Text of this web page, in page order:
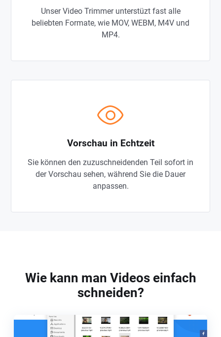
Unser Video Trimmer unterstüzt fast alle
beliebten Formate, wie MOV, WEBM, M4V und
MP4.
Vorschau in Echtzeit
Sie können den zuzuschneidenden Teil sofort in
der Vorschau sehen, während Sie die Dauer
anpassen.
Wie kann man Videos einfach
schneiden?